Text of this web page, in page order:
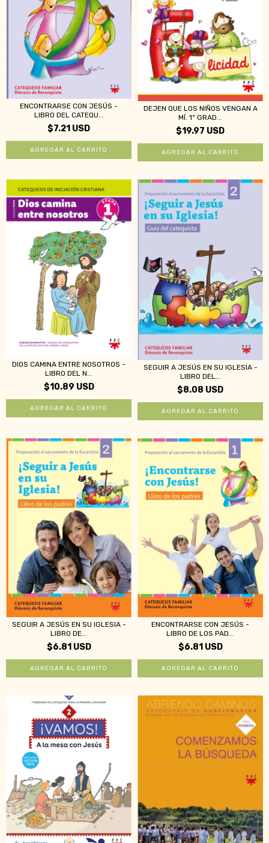
ENCONTRARSE CON JESÚS -
LIBRO DEL CATEQU...
$7.21 USD
DEJEN QUE LOS NIÑOS VENGAN A
MÍ. 1º GRAD...
$19.97 USD
DIOS CAMINA ENTRE NOSOTROS -
LIBRO DEL N...
$10.89 USD
SEGUIR A JESÚS EN SU IGLESIA -
LIBRO DEL...
$8.08 USD
SEGUIR A JESÚS EN SU IGLESIA -
LIBRO DE...
$6.81 USD
ENCONTRARSE CON JESÚS -
LIBRO DE LOS PAD...
$6.81 USD